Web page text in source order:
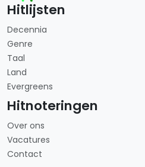
Hitlijsten
Decennia
Genre
Taal
Land
Evergreens
Hitnoteringen
Over ons
Vacatures
Contact